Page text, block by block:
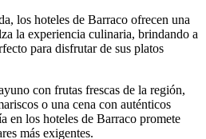
los hoteles de Barraco ofrecen una
la experiencia culinaria, brindando a
para disfrutar de sus platos
con frutas frescas de la región,
o una cena con auténticos
en los hoteles de Barraco promete
más exigentes.